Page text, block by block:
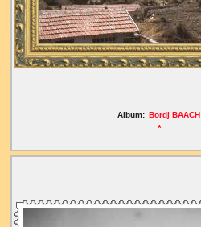
Album: Bordj BAACH
*